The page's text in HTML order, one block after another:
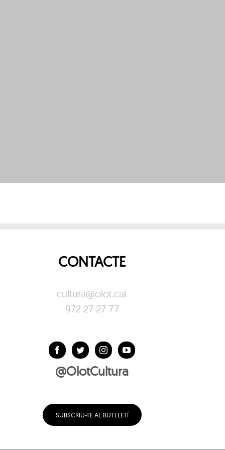
CONTACTE
cultura@olot.cat
972 27 27 77
@OlotCultura
SUBSCRIU-TE AL BUTLLETÍ